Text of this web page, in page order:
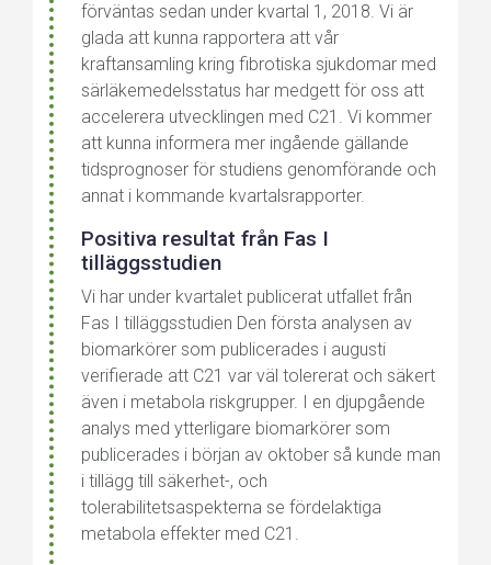
förväntas sedan under kvartal 1, 2018. Vi är
glada att kunna rapportera att vår
kraftansamling kring fibrotiska sjukdomar med
särläkemedelsstatus har medgett för oss att
accelerera utvecklingen med C21. Vi kommer
att kunna informera mer ingående gällande
tidsprognoser för studiens genomförande och
annat i kommande kvartalsrapporter.
Positiva resultat från Fas I
tilläggsstudien
Vi har under kvartalet publicerat utfallet från
Fas I tilläggsstudien Den första analysen av
biomarkörer som publicerades i augusti
verifierade att C21 var väl tolererat och säkert
även i metabola riskgrupper. I en djupgående
analys med ytterligare biomarkörer som
publicerades i början av oktober så kunde man
i tillägg till säkerhet-, och
tolerabilitetsaspekterna se fördelaktiga
metabola effekter med C21.